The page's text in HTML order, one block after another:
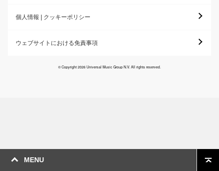
MENU
個人情報 | クッキーポリシー
ウェブサイトにおける免責事項
© Copyright 2026 Universal Music Group N.V. All rights reserved.